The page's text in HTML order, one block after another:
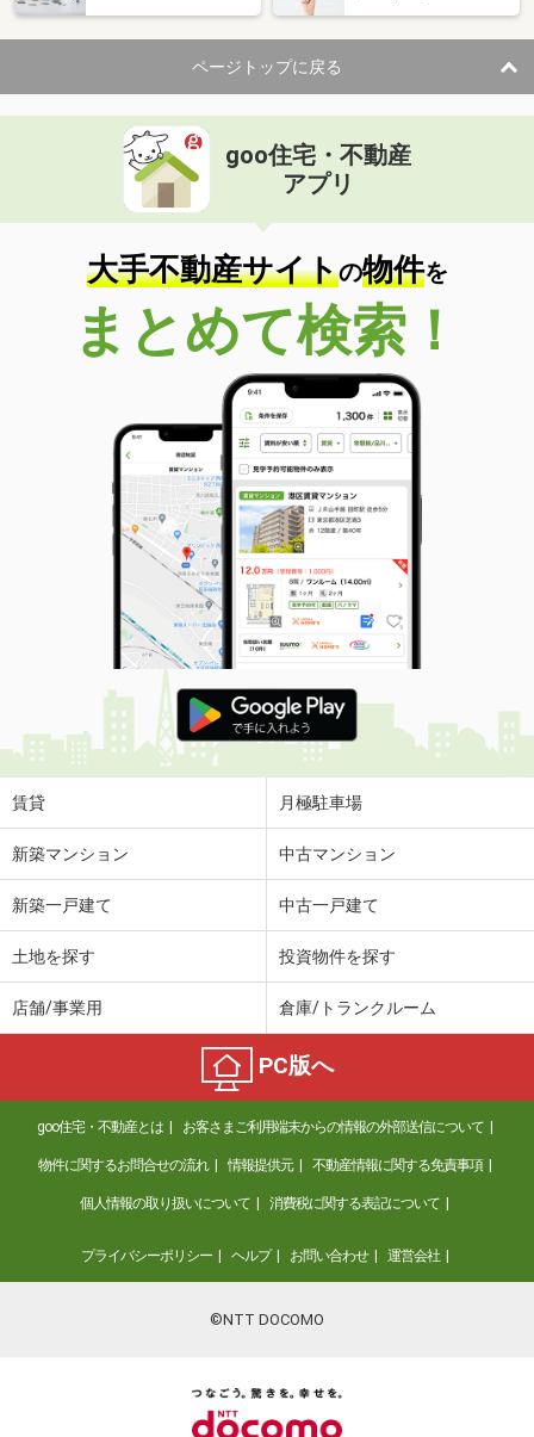
ページトップに戻る
goo住宅・不動産
アプリ
大手不動産サイトの物件を
まとめて検索！
賃貸 月極駐車場
新築マンション 中古マンション
新築一戸建て 中古一戸建て
土地を探す 投資物件を探す
店舗/事業用 倉庫/トランクルーム
PC版へ
goo住宅・不動産とは お客さまご利用端末からの情報の外部送信について
物件に関するお問合せの流れ 情報提供元 不動産情報に関する免責事項
個人情報の取り扱いについて 消費税に関する表記について
プライバシーポリシー ヘルプ お問い合わせ 運営会社
©NTT DOCOMO